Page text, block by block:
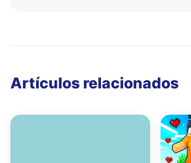
Artículos relacionados